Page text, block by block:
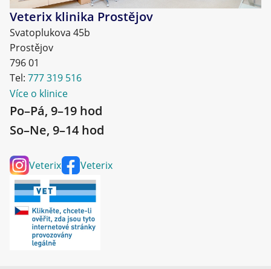
Veterix klinika Prostějov
Svatoplukova 45b
Prostějov
796 01
Tel: 777 319 516
Více o klinice
Po–Pá, 9–19 hod
So–Ne, 9–14 hod
Veterix Veterix